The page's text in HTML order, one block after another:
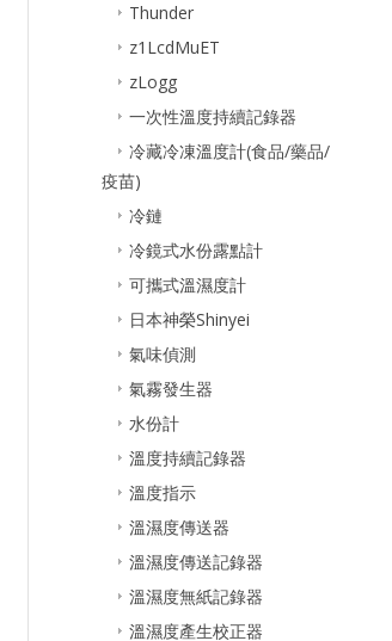
Thunder
z1LcdMuET
zLogg
一次性溫度持續記錄器
冷藏冷凍溫度計(食品/藥品/
疫苗)
冷鏈
冷鏡式水份露點計
可攜式溫濕度計
日本神榮Shinyei
氣味偵測
氣霧發生器
水份計
溫度持續記錄器
溫度指示
溫濕度傳送器
溫濕度傳送記錄器
溫濕度無紙記錄器
溫濕度產生校正器